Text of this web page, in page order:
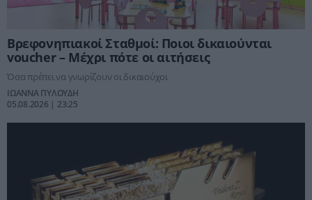
Βρεφονηπιακοί Σταθμοί: Ποιοι δικαιούνται
voucher – Μέχρι πότε οι αιτήσεις
Όσα πρέπει να γνωρίζουν οι δικαιούχοι
ΙΩΑΝΝΑ ΠΥΛΟΥΔΗ
05.08.2026 | 23:25